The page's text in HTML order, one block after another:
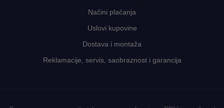
Načini plaćanja
Uslovi kupovine
Dostava i montaža
Reklamacije, servis, saobraznost i garancija